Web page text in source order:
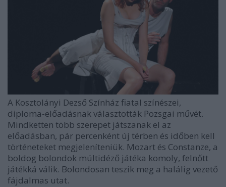
A Kosztolányi Dezső Színház fiatal színészei,
diploma-előadásnak választották Pozsgai művét.
Mindketten több szerepet játszanak el az
előadásban, pár percenként új térben és időben kell
történeteket megjeleníteniük. Mozart és Constanze, a
boldog bolondok múltidéző játéka komoly, felnőtt
játékká válik. Bolondosan teszik meg a halálig vezető
fájdalmas utat.